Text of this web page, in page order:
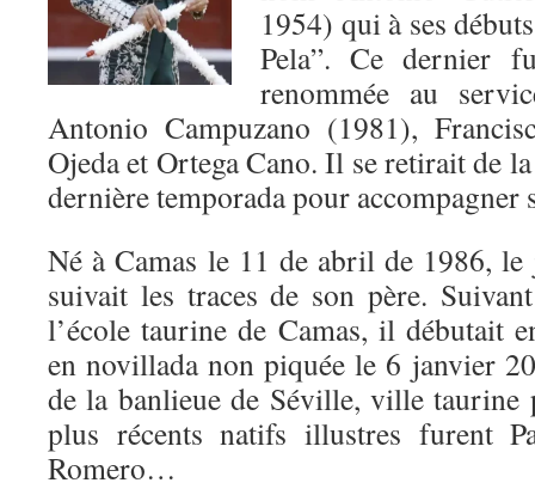
1954) qui à ses
Pela”. Ce dernier
renommée au
Antonio Campuzano (1981),
Ojeda et Ortega Cano. Il se retirait de
dernière temporada pour
Né à Camas le 11 de abril de 1986,
suivait les traces de son père.
l’école taurine de Camas, il débutait
en novillada non piquée le 6 janvier
de la banlieue de Séville, ville taurine
plus récents natifs illustres furent
Romero…